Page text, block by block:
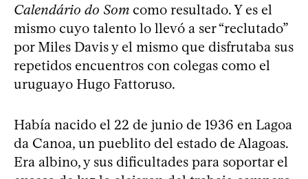
Calendário do Som como resultado. Y es el
mismo cuyo talento lo llevó a ser “reclutado”
por Miles Davis y el mismo que disfrutaba sus
repetidos encuentros con colegas como el
uruguayo Hugo Fattoruso.
Había nacido el 22 de junio de 1936 en Lagoa
da Canoa, un pueblito del estado de Alagoas.
Era albino, y sus dificultades para soportar el